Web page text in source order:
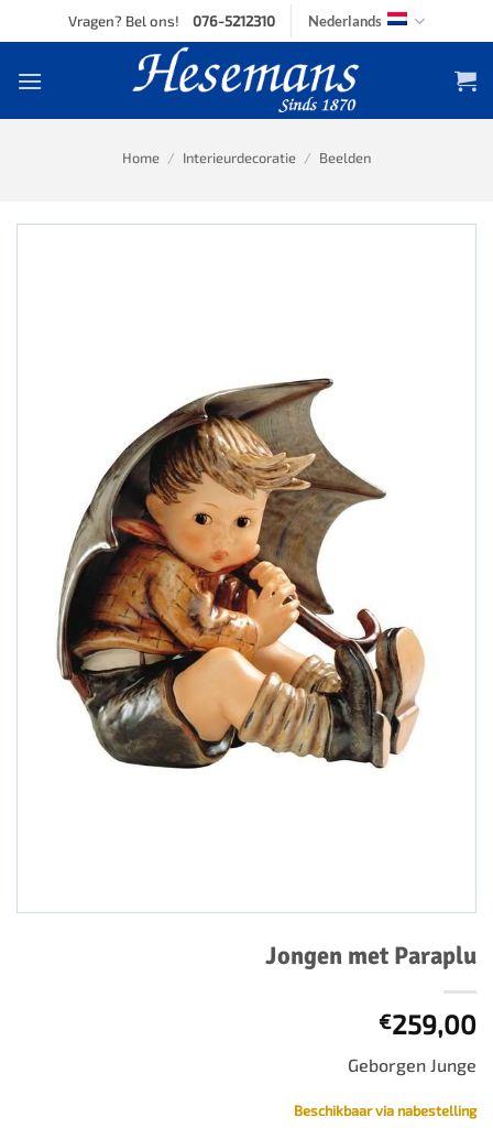
to
Vragen? Bel ons! 076-5212310 Nederlands
Home / Interieurdecoratie / Beelden
Jongen met Paraplu
€259,00
Geborgen Junge
Beschikbaar via nabestelling